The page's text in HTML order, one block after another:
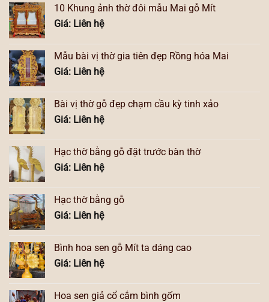
10 Khung ảnh thờ đôi mẫu Mai gỗ Mít
Giá: Liên hệ
Mẫu bài vị thờ gia tiên đẹp Rồng hóa Mai
Giá: Liên hệ
Bài vị thờ gỗ đẹp chạm cầu kỳ tinh xảo
Giá: Liên hệ
Hạc thờ bằng gỗ đặt trước bàn thờ
Giá: Liên hệ
Hạc thờ bằng gỗ
Giá: Liên hệ
Bình hoa sen gỗ Mít ta dáng cao
Giá: Liên hệ
Hoa sen giả cổ cắm bình gốm